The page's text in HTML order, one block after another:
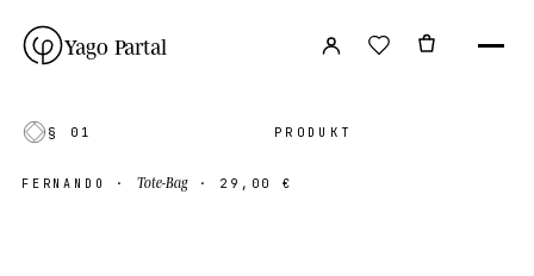
Yago Partal
§ 01 PRODUKT
FERNANDO · Tote-Bag· 29,00 €